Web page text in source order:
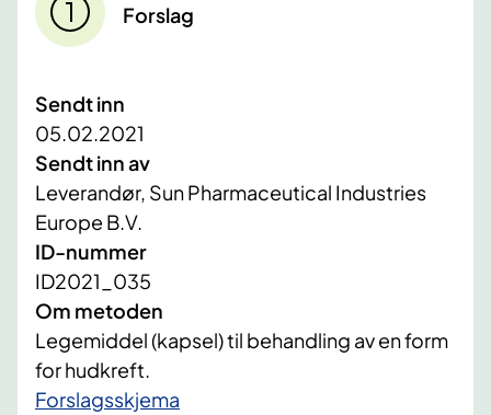
Forslag
Sendt inn
05.02.2021
Sendt inn av
Leverandør, Sun Pharmaceutical Industries
Europe B.V.
ID-nummer
ID2021_035
Om metoden
Legemiddel (kapsel) til behandling av en form
for hudkreft.
​Forslagsskjema